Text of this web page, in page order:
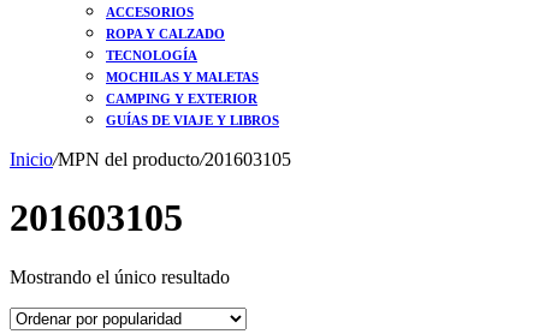
ACCESORIOS
ROPA Y CALZADO
TECNOLOGÍA
MOCHILAS Y MALETAS
CAMPING Y EXTERIOR
GUÍAS DE VIAJE Y LIBROS
Inicio/MPN del producto/201603105
201603105
Mostrando el único resultado